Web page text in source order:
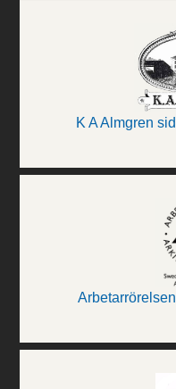
K A Almgren